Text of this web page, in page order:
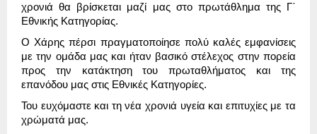
χρονιά θα βρίσκεται μαζί μας στο πρωτάθλημα της Γ΄
Εθνικής Κατηγορίας.
Ο Χάρης πέρσι πραγματοποίησε πολύ καλές εμφανίσεις
με την ομάδα μας και ήταν βασικό στέλεχος στην πορεία
προς την κατάκτηση του πρωταθλήματος και της
επανόδου μας στις Εθνικές Κατηγορίες.
Του ευχόμαστε και τη νέα χρονιά υγεία και επιτυχίες με τα
χρώματά μας.